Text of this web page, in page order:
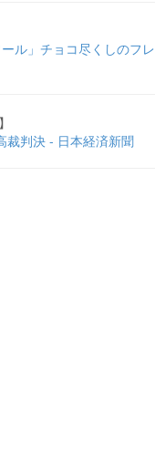
ル」チョコ尽くしのフレ
裁判決 - 日本経済新聞